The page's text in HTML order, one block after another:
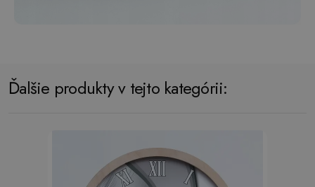
Ďalšie produkty v tejto kategórii: